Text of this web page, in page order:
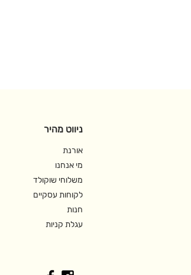
ניווט מהיר
אורנת
מי אנחנו
משלוחי שוקולד
לקוחות עסקיים
חנות
עגלת קניות